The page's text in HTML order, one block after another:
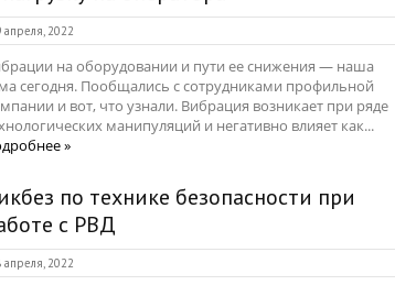
апреля, 2022
на оборудовании и пути ее снижения — наша
сегодня. Пообщались с сотрудниками профильной
и вот, что узнали. Вибрация возникает при ряде
манипуляций и негативно влияет как...
»
по технике безопасности при
с РВД
апреля, 2022